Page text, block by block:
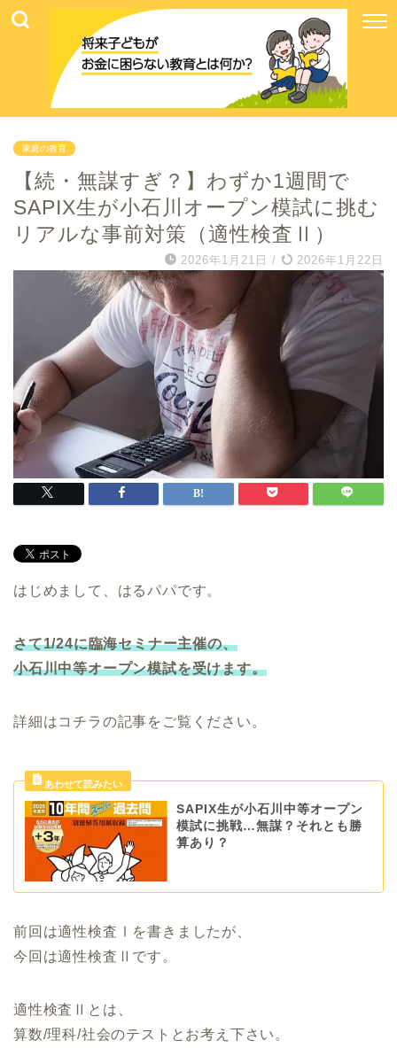
家庭の教育
【続・無謀すぎ？】わずか1週間で
SAPIX生が小石川オープン模試に挑む
リアルな事前対策（適性検査Ⅱ）
2026年1月21日 / 2026年1月22日
はじめまして、はるパパです。
さて1/24に臨海セミナー主催の、
小石川中等オープン模試を受けます。
詳細はコチラの記事をご覧ください。
SAPIX生が小石川中等オープン
模試に挑戦…無謀？それとも勝
算あり？
前回は適性検査Ⅰを書きましたが、
今回は適性検査Ⅱです。
適性検査Ⅱとは、
算数/理科/社会のテストとお考え下さい。